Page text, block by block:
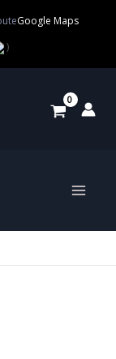
Google Maps
)